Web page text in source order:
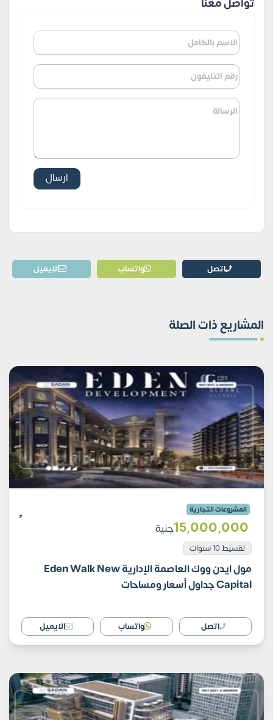
اتصل واتساب الايميل
المشاريع ذات الصلة
المشروعات التجارية
15٬000٬000جنية
تقسيط 10 سنوات
مول ايدن ووك العاصمة الإدارية Eden Walk New
Capital جداول أسعار ومساحات
اتصل واتساب الايميل